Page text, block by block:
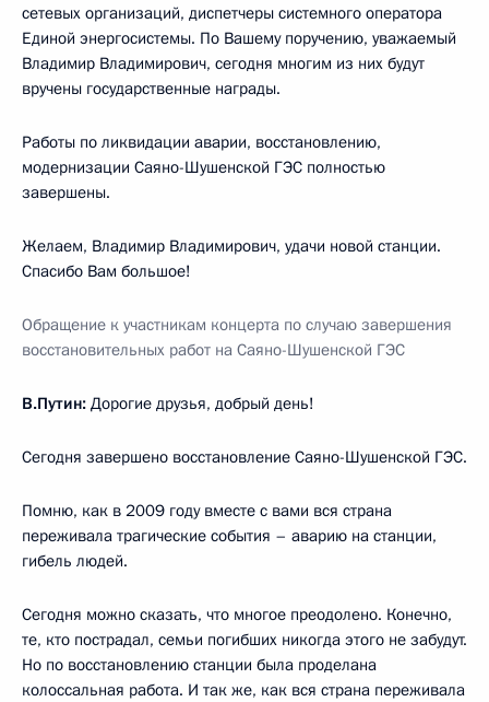
сетевых организаций, диспетчеры системного оператора
Единой энергосистемы. По Вашему поручению, уважаемый
Владимир Владимирович, сегодня многим из них будут
вручены государственные награды.
Работы по ликвидации аварии, восстановлению,
модернизации Саяно-Шушенской ГЭС полностью
завершены.
Желаем, Владимир Владимирович, удачи новой станции.
Спасибо Вам большое!
Обращение к участникам концерта по случаю завершения
восстановительных работ на Саяно-Шушенской ГЭС
В.Путин: Дорогие друзья, добрый день!
Сегодня завершено восстановление Саяно-Шушенской ГЭС.
Помню, как в 2009 году вместе с вами вся страна
переживала трагические события – аварию на станции,
гибель людей.
Сегодня можно сказать, что многое преодолено. Конечно,
те, кто пострадал, семьи погибших никогда этого не забудут.
Но по восстановлению станции была проделана
колоссальная работа. И так же, как вся страна переживала